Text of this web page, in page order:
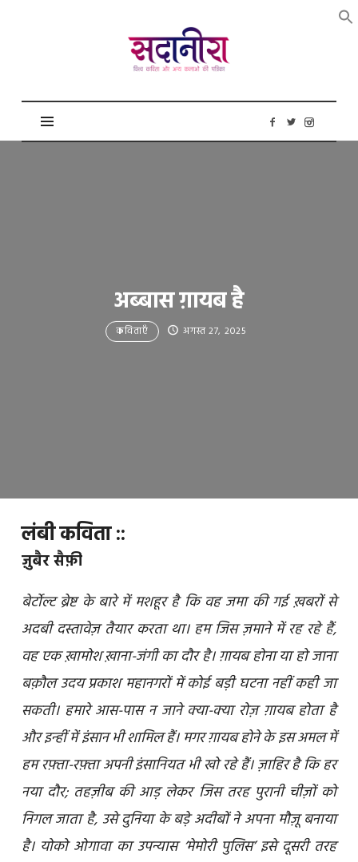
सदानीरा
अब्बास ग़ायब है
कविताएँ अगस्त 27, 2025
लंबी कविता ::
ज़ुबैर सैफ़ी
बेर्टोल्ट ब्रेष्ट के बारे में मशहूर है कि वह जमा की गई ख़बरों से
अदबी दस्तावेज़ तैयार करता था। हम जिस ज़माने में रह रहे हैं,
वह एक ख़ामोश ख़ाना-जंगी का दौर है। ग़ायब होना या हो जाना
बक़ौल उदय प्रकाश महानगरों में कोई बड़ी घटना नहीं कही जा
सकती। हमारे आस-पास न जाने क्या-क्या रोज़ ग़ायब होता है
और इन्हीं में इंसान भी शामिल हैं। मगर ग़ायब होने के इस अमल में
हम रफ़्ता-रफ़्ता अपनी इंसानियत भी खो रहे हैं। ज़ाहिर है कि हर
नया दौर; तहज़ीब की आड़ लेकर जिस तरह पुरानी चीज़ों को
निगल जाता है, उसे दुनिया के बड़े अदीबों ने अपना मौज़ू बनाया
है। योको ओगावा का उपन्यास ‘मेमोरी पुलिस’ इसे दूसरी तरह